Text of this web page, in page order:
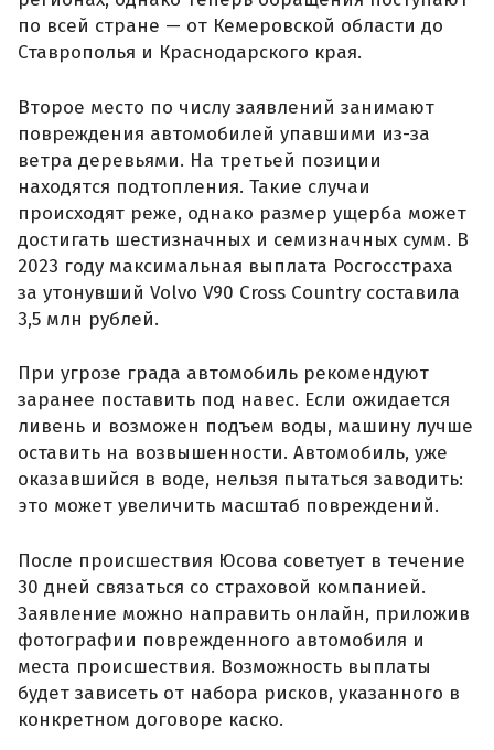
по всей стране — от Кемеровской области до
Ставрополья и Краснодарского края.
Второе место по числу заявлений занимают
повреждения автомобилей упавшими из-за
ветра деревьями. На третьей позиции
находятся подтопления. Такие случаи
происходят реже, однако размер ущерба может
достигать шестизначных и семизначных сумм. В
2023 году максимальная выплата Росгосстраха
за утонувший Volvo V90 Cross Country составила
3,5 млн рублей.
При угрозе града автомобиль рекомендуют
заранее поставить под навес. Если ожидается
ливень и возможен подъем воды, машину лучше
оставить на возвышенности. Автомобиль, уже
оказавшийся в воде, нельзя пытаться заводить:
это может увеличить масштаб повреждений.
После происшествия Юсова советует в течение
30 дней связаться со страховой компанией.
Заявление можно направить онлайн, приложив
фотографии поврежденного автомобиля и
места происшествия. Возможность выплаты
будет зависеть от набора рисков, указанного в
конкретном договоре каско.